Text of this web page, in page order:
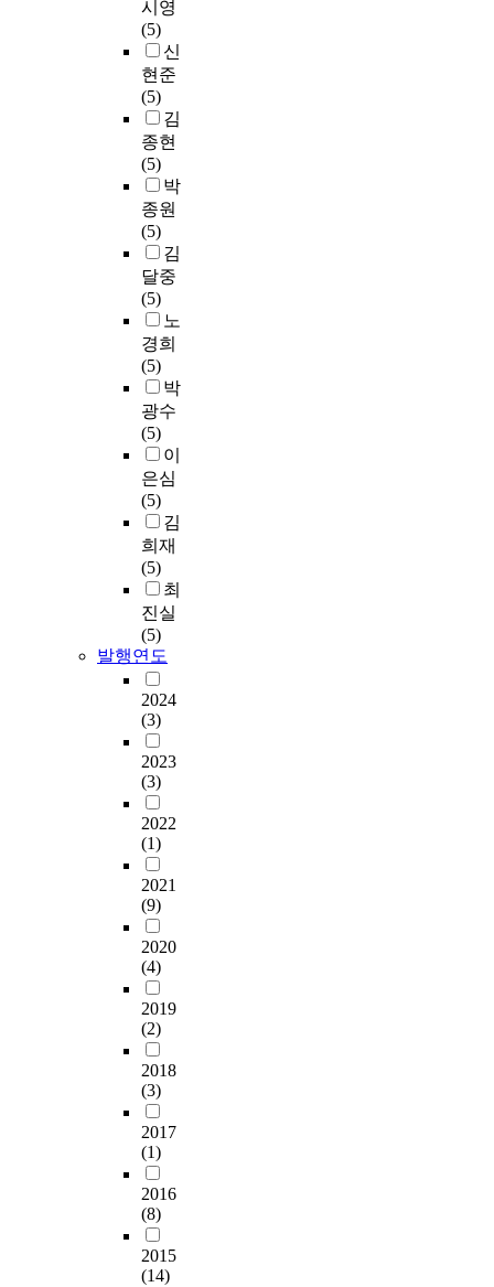
시영
(5)
신
현준
(5)
김
종현
(5)
박
종원
(5)
김
달중
(5)
노
경희
(5)
박
광수
(5)
이
은심
(5)
김
희재
(5)
최
진실
(5)
발행연도
2024
(3)
2023
(3)
2022
(1)
2021
(9)
2020
(4)
2019
(2)
2018
(3)
2017
(1)
2016
(8)
2015
(14)